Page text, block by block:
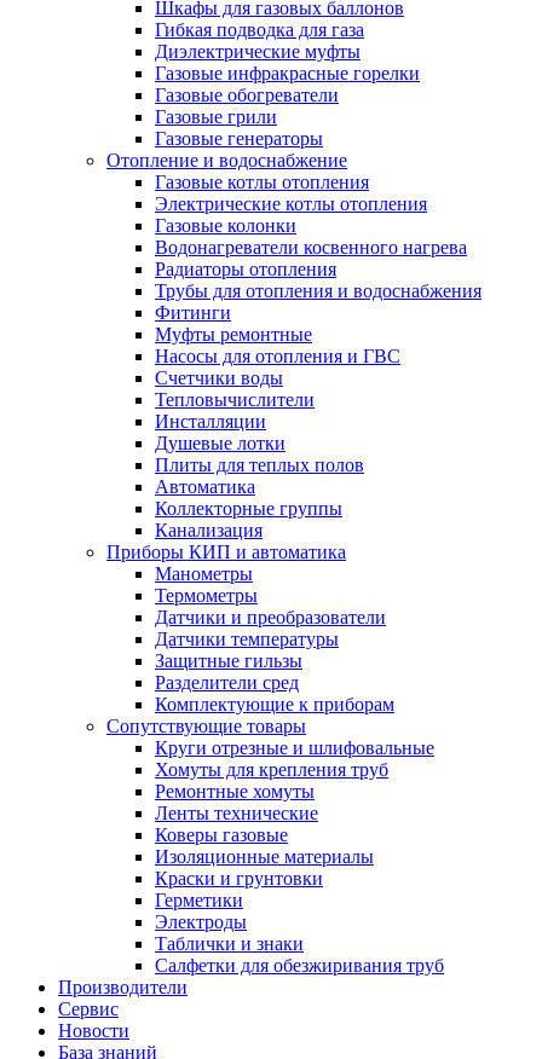
Шкафы для газовых баллонов
Гибкая подводка для газа
Диэлектрические муфты
Газовые инфракрасные горелки
Газовые обогреватели
Газовые грили
Газовые генераторы
Отопление и водоснабжение
Газовые котлы отопления
Электрические котлы отопления
Газовые колонки
Водонагреватели косвенного нагрева
Радиаторы отопления
Трубы для отопления и водоснабжения
Фитинги
Муфты ремонтные
Насосы для отопления и ГВС
Счетчики воды
Тепловычислители
Инсталляции
Душевые лотки
Плиты для теплых полов
Автоматика
Коллекторные группы
Канализация
Приборы КИП и автоматика
Манометры
Термометры
Датчики и преобразователи
Датчики температуры
Защитные гильзы
Разделители сред
Комплектующие к приборам
Сопутствующие товары
Круги отрезные и шлифовальные
Хомуты для крепления труб
Ремонтные хомуты
Ленты технические
Коверы газовые
Изоляционные материалы
Краски и грунтовки
Герметики
Электроды
Таблички и знаки
Салфетки для обезжиривания труб
Производители
Сервис
Новости
База знаний